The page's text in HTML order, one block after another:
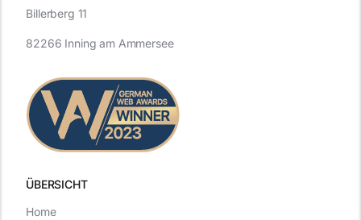
ÜBERSICHT
Billerberg 11
82266 Inning am Ammersee
Home